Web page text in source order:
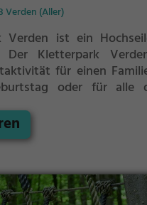
Verden (Aller)
Verden ist ein
Der Kletterpark
für einen
oder für alle
erwartet dich eine
Der
Platz für Sport und